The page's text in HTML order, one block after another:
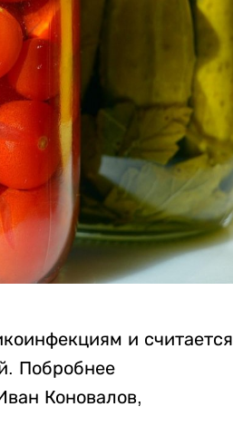
и считается
Побробнее
Коновалов,